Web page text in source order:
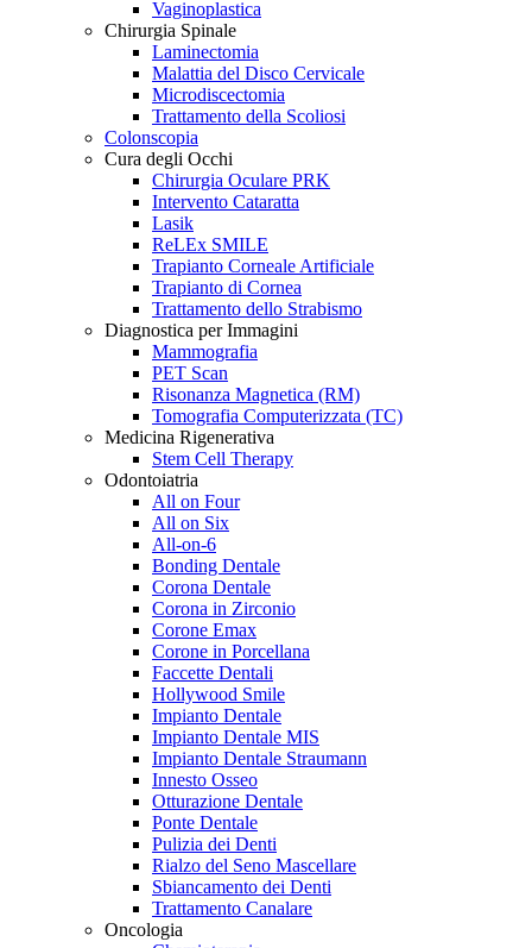
Vaginoplastica
Chirurgia Spinale
Laminectomia
Malattia del Disco Cervicale
Microdiscectomia
Trattamento della Scoliosi
Colonscopia
Cura degli Occhi
Chirurgia Oculare PRK
Intervento Cataratta
Lasik
ReLEx SMILE
Trapianto Corneale Artificiale
Trapianto di Cornea
Trattamento dello Strabismo
Diagnostica per Immagini
Mammografia
PET Scan
Risonanza Magnetica (RM)
Tomografia Computerizzata (TC)
Medicina Rigenerativa
Stem Cell Therapy
Odontoiatria
All on Four
All on Six
All-on-6
Bonding Dentale
Corona Dentale
Corona in Zirconio
Corone Emax
Corone in Porcellana
Faccette Dentali
Hollywood Smile
Impianto Dentale
Impianto Dentale MIS
Impianto Dentale Straumann
Innesto Osseo
Otturazione Dentale
Ponte Dentale
Pulizia dei Denti
Rialzo del Seno Mascellare
Sbiancamento dei Denti
Trattamento Canalare
Oncologia